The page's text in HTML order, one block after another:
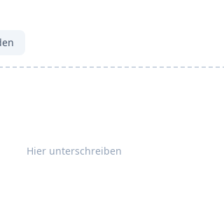
Hier unterschreiben